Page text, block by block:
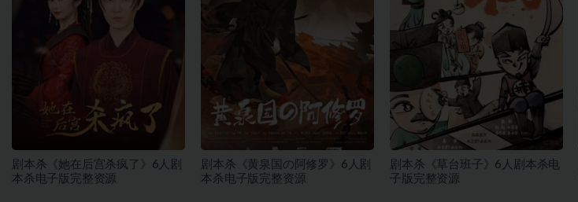
剧本杀《她在后宫杀疯了》6人剧
本杀电子版完整资源
剧本杀《黄泉国の阿修罗》6人剧
本杀电子版完整资源
剧本杀《草台班子》6人剧本杀电
子版完整资源